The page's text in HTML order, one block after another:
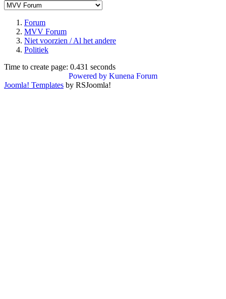
Forum
MVV Forum
Niet voorzien / Al het andere
Politiek
Time to create page: 0.431 seconds
Powered by Kunena Forum
Joomla! Templates by RSJoomla!